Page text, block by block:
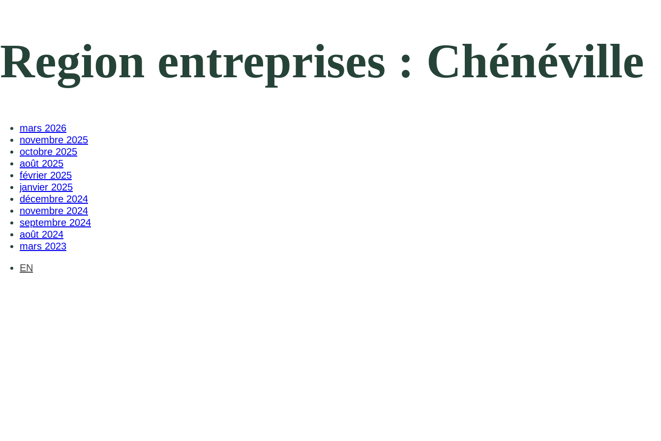
Region entreprises : Chénéville
mars 2026
novembre 2025
octobre 2025
août 2025
février 2025
janvier 2025
décembre 2024
novembre 2024
septembre 2024
août 2024
mars 2023
EN